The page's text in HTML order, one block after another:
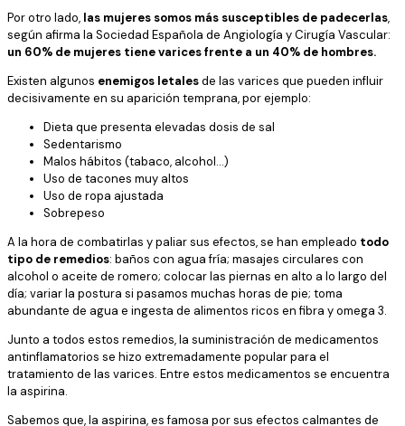
Por otro lado, las mujeres somos más susceptibles de padecerlas,
según afirma la Sociedad Española de Angiología y Cirugía Vascular:
un 60% de mujeres tiene varices frente a un 40% de hombres.
Existen algunos enemigos letalesde las varices que pueden influir
decisivamente en su aparición temprana, por ejemplo:
Dieta que presenta elevadas dosis de sal
Sedentarismo
Malos hábitos (tabaco, alcohol…)
Uso de tacones muy altos
Uso de ropa ajustada
Sobrepeso
A la hora de combatirlas y paliar sus efectos, se han empleado todo
tipo de remedios: baños con agua fría; masajes circulares con
alcohol o aceite de romero; colocar las piernas en alto a lo largo del
día; variar la postura si pasamos muchas horas de pie; toma
abundante de agua e ingesta de alimentos ricos en fibra y omega 3.
Junto a todos estos remedios, la suministración de medicamentos
antinflamatorios se hizo extremadamente popular para el
tratamiento de las varices. Entre estos medicamentos se encuentra
la aspirina.
Sabemos que, la aspirina, es famosa por sus efectos calmantes de